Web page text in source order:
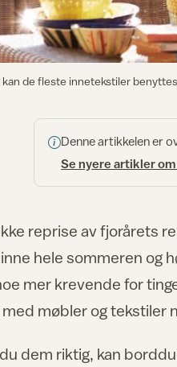
de fleste innetekstiler
Denne artikkelen er
Se nyere artikler
reprise av fjorårets
hele sommeren og
mer krevende for
møbler og tekstiler
dem riktig, kan